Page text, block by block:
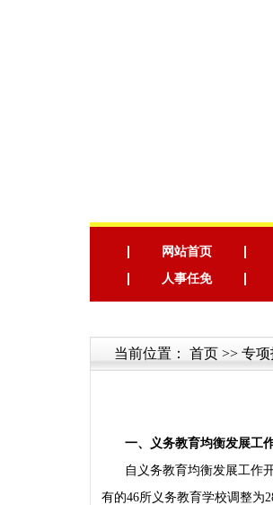
网站首页
人事任免
当前位置： 首页 >> 专
一、义务教育均衡发展工
自义务教育均衡发展工作
有的46所义务教育学校调整为